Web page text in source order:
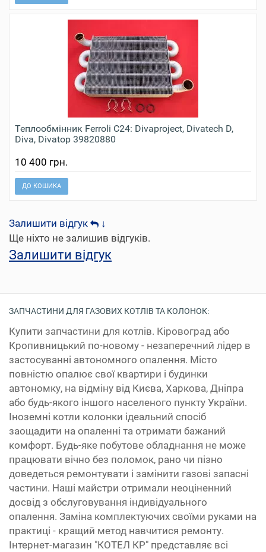
Теплообмінник Ferroli C24: Divaproject, Divatech D,
Diva, Divatop 39820880
10 400 грн.
ДО КОШИКА
Залишити відгук
↓
Ще ніхто не залишив відгуків.
Залишити відгук
ЗАПЧАСТИНИ ДЛЯ ГАЗОВИХ КОТЛІВ ТА КОЛОНОК:
Купити запчастини для котлів. Кіровоград або
Кропивницький по-новому - незаперечний лідер в
застосуванні автономного опалення. Місто
повністю опалює свої квартири і будинки
автономку, на відміну від Києва, Харкова, Дніпра
або будь-якого іншого населеного пункту України.
Іноземні котли колонки ідеальний спосіб
заощадити на опаленні та отримати бажаний
комфорт. Будь-яке побутове обладнання не може
працювати вічно без поломок, рано чи пізно
доведеться ремонтувати і замінити газові запасні
частини. Наші майстри отримали неоціненний
досвід з обслуговування індивідуального
опалення. Заміна комплектуючих своїми руками на
практиці - кращий метод навчитися ремонту.
Інтернет-магазин "КОТЕЛ КР" представляє всі